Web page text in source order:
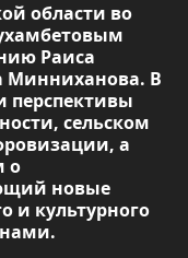
области во
Раиса
Минниханова. В
перспективы
сельском
а
о
новые
и культурного